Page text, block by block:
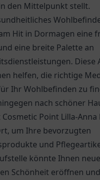
den Mittelpunkt stellt.
Hit in Dormagen eine
eine breite Palette an
Diese
helfen, die richtige
Ihr Wohlbefinden zu
nach schöner
Cosmetic Point Lilla-
um Ihre bevorzugten
und
könnte Ihnen
Schönheit eröffnen